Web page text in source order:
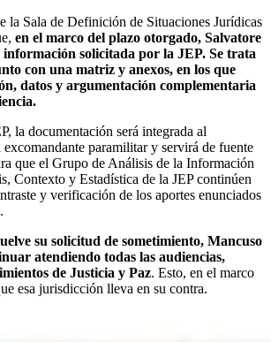
la Sala de Definición de Situaciones Jurídicas
en el marco del plazo otorgado, Salvatore
solicitada por la JEP. Se trata
con una matriz y anexos, en los que
datos y argumentación complementaria
la documentación será integrada al
paramilitar y servirá de fuente
que el Grupo de Análisis de la Información
Contexto y Estadística de la JEP continúen
y verificación de los aportes enunciados
su solicitud de sometimiento, Mancuso
atendiendo todas las audiencias,
de Justicia y Paz. Esto, en el marco
esa jurisdicción lleva en su contra.